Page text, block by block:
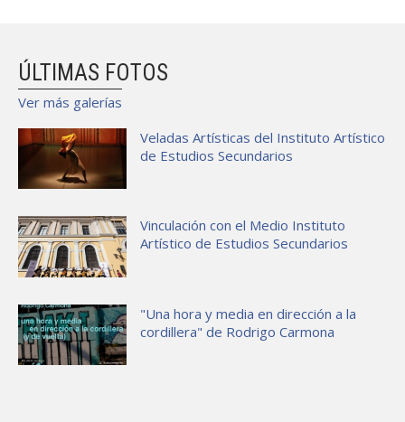
ÚLTIMAS FOTOS
Ver más galerías
Veladas Artísticas del Instituto Artístico
de Estudios Secundarios
Vinculación con el Medio Instituto
Artístico de Estudios Secundarios
"Una hora y media en dirección a la
cordillera" de Rodrigo Carmona